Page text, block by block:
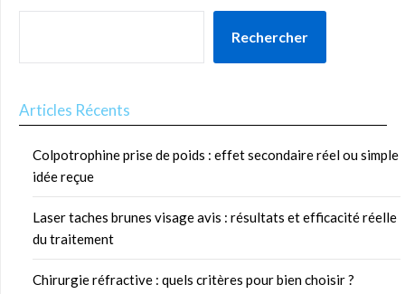
Rechercher
Articles Récents
Colpotrophine prise de poids : effet secondaire réel ou simple
idée reçue
Laser taches brunes visage avis : résultats et efficacité réelle
du traitement
Chirurgie réfractive : quels critères pour bien choisir ?